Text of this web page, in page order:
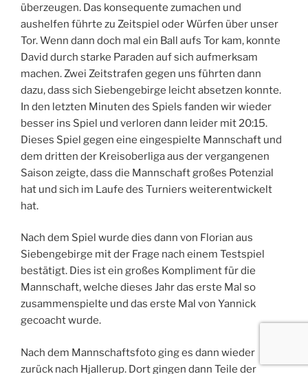
überzeugen. Das konsequente zumachen und
aushelfen führte zu Zeitspiel oder Würfen über unser
Tor. Wenn dann doch mal ein Ball aufs Tor kam, konnte
David durch starke Paraden auf sich aufmerksam
machen. Zwei Zeitstrafen gegen uns führten dann
dazu, dass sich Siebengebirge leicht absetzen konnte.
In den letzten Minuten des Spiels fanden wir wieder
besser ins Spiel und verloren dann leider mit 20:15.
Dieses Spiel gegen eine eingespielte Mannschaft und
dem dritten der Kreisoberliga aus der vergangenen
Saison zeigte, dass die Mannschaft großes Potenzial
hat und sich im Laufe des Turniers weiterentwickelt
hat.
Nach dem Spiel wurde dies dann von Florian aus
Siebengebirge mit der Frage nach einem Testspiel
bestätigt. Dies ist ein großes Kompliment für die
Mannschaft, welche dieses Jahr das erste Mal so
zusammenspielte und das erste Mal von Yannick
gecoacht wurde.
Nach dem Mannschaftsfoto ging es dann wieder
zurück nach Hjallerup. Dort gingen dann Teile der